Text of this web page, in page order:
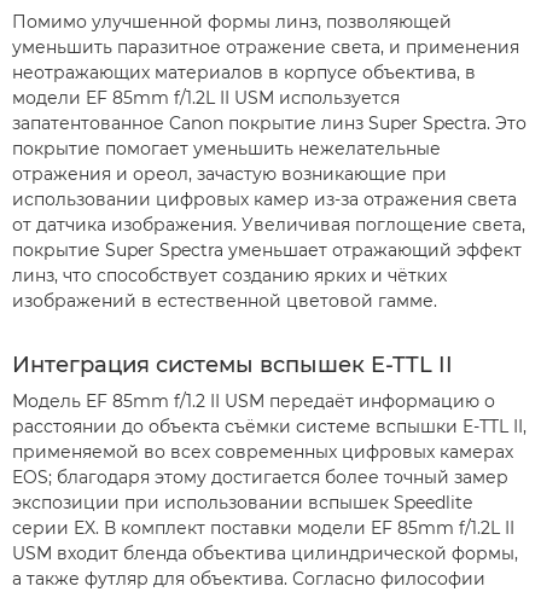
Помимо улучшенной формы линз, позволяющей
уменьшить паразитное отражение света, и применения
неотражающих материалов в корпусе объектива, в
модели EF 85mm f/1.2L II USM используется
запатентованное Canon покрытие линз Super Spectra. Это
покрытие помогает уменьшить нежелательные
отражения и ореол, зачастую возникающие при
использовании цифровых камер из-за отражения света
от датчика изображения. Увеличивая поглощение света,
покрытие Super Spectra уменьшает отражающий эффект
линз, что способствует созданию ярких и чётких
изображений в естественной цветовой гамме.
Интеграция системы вспышек E-TTL II
Модель EF 85mm f/1.2 II USM передаёт информацию о
расстоянии до объекта съёмки системе вспышки E-TTL II,
применяемой во всех современных цифровых камерах
EOS; благодаря этому достигается более точный замер
экспозиции при использовании вспышек Speedlite
серии EX. В комплект поставки модели EF 85mm f/1.2L II
USM входит бленда объектива цилиндрической формы,
а также футляр для объектива. Согласно философии